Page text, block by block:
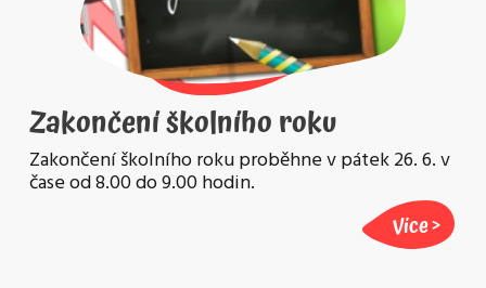
Zakončení školního roku
Zakončení školního roku proběhne v pátek 26. 6. v
čase od 8.00 do 9.00 hodin.
Více